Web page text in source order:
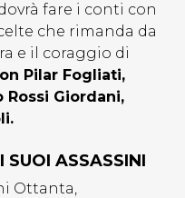
fare i conti con
che rimanda da
e il coraggio di
Pilar Fogliati,
Rossi Giordani,
SUOI ASSASSINI
Ottanta,